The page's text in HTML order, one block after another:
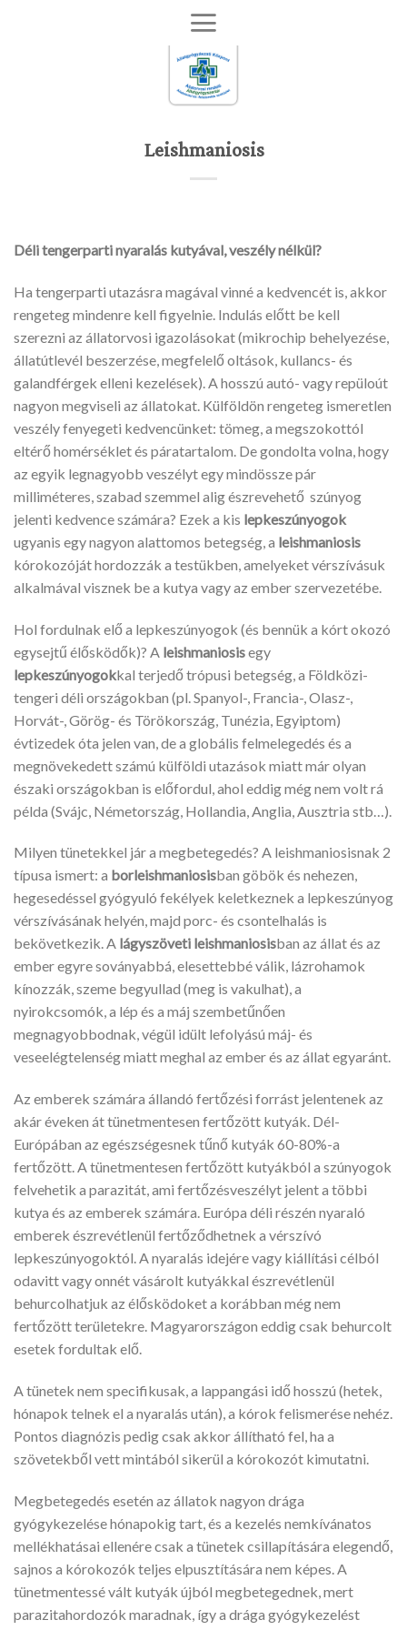
Leishmaniosis
Déli tengerparti nyaralás kutyával, veszély nélkül?
Ha tengerparti utazásra magával vinné a kedvencét is, akkor
rengeteg mindenre kell figyelnie. Indulás előtt be kell
szerezni az állatorvosi igazolásokat (mikrochip behelyezése,
állatútlevél beszerzése, megfelelő oltások, kullancs- és
galandférgek elleni kezelések). A hosszú autó- vagy repüloút
nagyon megviseli az állatokat. Külföldön rengeteg ismeretlen
veszély fenyegeti kedvencünket: tömeg, a megszokottól
eltérő homérséklet és páratartalom. De gondolta volna, hogy
az egyik legnagyobb veszélyt egy mindössze pár
milliméteres, szabad szemmel alig észrevehető szúnyog
jelenti kedvence számára? Ezek a kis lepkeszúnyogok
ugyanis egy nagyon alattomos betegség, a leishmaniosis
kórokozóját hordozzák a testükben, amelyeket vérszívásuk
alkalmával visznek be a kutya vagy az ember szervezetébe.
Hol fordulnak elő a lepkeszúnyogok (és bennük a kórt okozó
egysejtű élősködők)? A leishmaniosisegy
lepkeszúnyogokkal terjedő trópusi betegség, a Földközi-
tengeri déli országokban (pl. Spanyol-, Francia-, Olasz-,
Horvát-, Görög- és Törökország, Tunézia, Egyiptom)
évtizedek óta jelen van, de a globális felmelegedés és a
megnövekedett számú külföldi utazások miatt már olyan
északi országokban is előfordul, ahol eddig még nem volt rá
példa (Svájc, Németország, Hollandia, Anglia, Ausztria stb…).
Milyen tünetekkel jár a megbetegedés? A leishmaniosisnak 2
típusa ismert: a borleishmaniosisban göbök és nehezen,
hegesedéssel gyógyuló fekélyek keletkeznek a lepkeszúnyog
vérszívásának helyén, majd porc- és csontelhalás is
bekövetkezik. A lágyszöveti leishmaniosisban az állat és az
ember egyre soványabbá, elesettebbé válik, lázrohamok
kínozzák, szeme begyullad (meg is vakulhat), a
nyirokcsomók, a lép és a máj szembetűnően
megnagyobbodnak, végül idült lefolyású máj- és
veseelégtelenség miatt meghal az ember és az állat egyaránt.
Az emberek számára állandó fertőzési forrást jelentenek az
akár éveken át tünetmentesen fertőzött kutyák. Dél-
Európában az egészségesnek tűnő kutyák 60-80%-a
fertőzött. A tünetmentesen fertőzött kutyákból a szúnyogok
felvehetik a parazitát, ami fertőzésveszélyt jelent a többi
kutya és az emberek számára. Európa déli részén nyaraló
emberek észrevétlenül fertőződhetnek a vérszívó
lepkeszúnyogoktól. A nyaralás idejére vagy kiállítási célból
odavitt vagy onnét vásárolt kutyákkal észrevétlenül
behurcolhatjuk az élősködoket a korábban még nem
fertőzött területekre. Magyarországon eddig csak behurcolt
esetek fordultak elő.
A tünetek nem specifikusak, a lappangási idő hosszú (hetek,
hónapok telnek el a nyaralás után), a kórok felismerése nehéz.
Pontos diagnózis pedig csak akkor állítható fel, ha a
szövetekből vett mintából sikerül a kórokozót kimutatni.
Megbetegedés esetén az állatok nagyon drága
gyógykezelése hónapokig tart, és a kezelés nemkívánatos
mellékhatásai ellenére csak a tünetek csillapítására elegendő,
sajnos a kórokozók teljes elpusztítására nem képes. A
tünetmentessé vált kutyák újból megbetegednek, mert
parazitahordozók maradnak, így a drága gyógykezelést